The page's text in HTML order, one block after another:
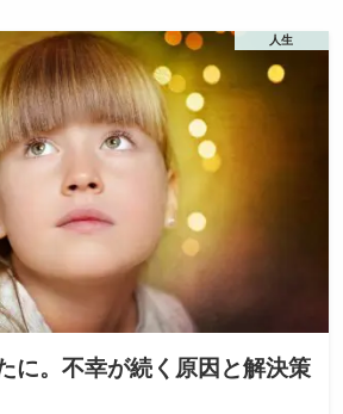
人生
に。不幸が続く原因と解決策